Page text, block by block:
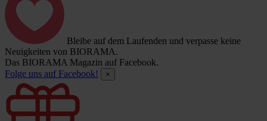
Bleibe auf dem Laufenden und verpasse keine
Neuigkeiten von BIORAMA.
Das BIORAMA Magazin auf Facebook.
Folge uns auf Facebook!
×